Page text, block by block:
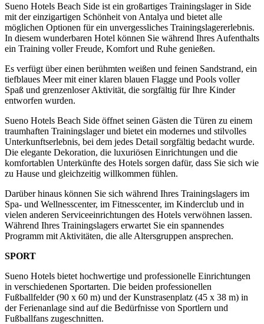
Sueno Hotels Beach Side ist ein großartiges Trainingslager in Side
mit der einzigartigen Schönheit von Antalya und bietet alle
möglichen Optionen für ein unvergessliches Trainingslagererlebnis.
In diesem wunderbaren Hotel können Sie während Ihres Aufenthalts
ein Training voller Freude, Komfort und Ruhe genießen.
Es verfügt über einen berühmten weißen und feinen Sandstrand, ein
tiefblaues Meer mit einer klaren blauen Flagge und Pools voller
Spaß und grenzenloser Aktivität, die sorgfältig für Ihre Kinder
entworfen wurden.
Sueno Hotels Beach Side öffnet seinen Gästen die Türen zu einem
traumhaften Trainingslager und bietet ein modernes und stilvolles
Unterkunftserlebnis, bei dem jedes Detail sorgfältig bedacht wurde.
Die elegante Dekoration, die luxuriösen Einrichtungen und die
komfortablen Unterkünfte des Hotels sorgen dafür, dass Sie sich wie
zu Hause und gleichzeitig willkommen fühlen.
Darüber hinaus können Sie sich während Ihres Trainingslagers im
Spa- und Wellnesscenter, im Fitnesscenter, im Kinderclub und in
vielen anderen Serviceeinrichtungen des Hotels verwöhnen lassen.
Während Ihres Trainingslagers erwartet Sie ein spannendes
Programm mit Aktivitäten, die alle Altersgruppen ansprechen.
SPORT
Sueno Hotels bietet hochwertige und professionelle Einrichtungen
in verschiedenen Sportarten. Die beiden professionellen
Fußballfelder (90 x 60 m) und der Kunstrasenplatz (45 x 38 m) in
der Ferienanlage sind auf die Bedürfnisse von Sportlern und
Fußballfans zugeschnitten.